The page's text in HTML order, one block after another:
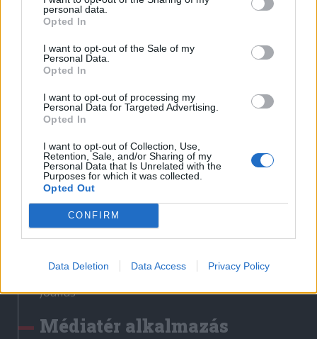
personal data.
Opted In
I want to opt-out of the Sale of my
Personal Data.
Opted In
I want to opt-out of processing my
Personal Data for Targeted Advertising.
Opted In
I want to opt-out of Collection, Use,
Retention, Sale, and/or Sharing of my
Personal Data that Is Unrelated with the
Purposes for which it was collected.
Opted Out
CONFIRM
Data Deletion Data Access Privacy Policy
Sütibeállítások
Médiatér
Liget
Krónika
Bihari Napló
Erdélyi Napló
Főtér
Rádió GaGa
Jóállás
Médiatér alkalmazás